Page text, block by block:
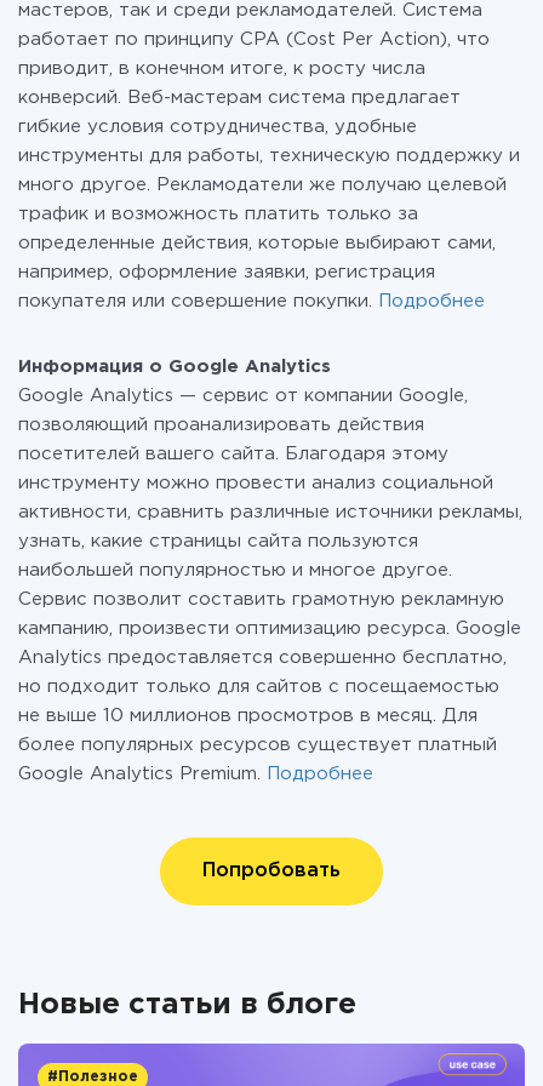
мастеров, так и среди рекламодателей. Система
работает по принципу CPA (Cost Per Action), что
приводит, в конечном итоге, к росту числа
конверсий. Веб-мастерам система предлагает
гибкие условия сотрудничества, удобные
инструменты для работы, техническую поддержку и
много другое. Рекламодатели же получаю целевой
трафик и возможность платить только за
определенные действия, которые выбирают сами,
например, оформление заявки, регистрация
покупателя или совершение покупки.
Подробнее
Информация о Google Analytics
Google Analytics — сервис от компании Google,
позволяющий проанализировать действия
посетителей вашего сайта. Благодаря этому
инструменту можно провести анализ социальной
активности, сравнить различные источники рекламы,
узнать, какие страницы сайта пользуются
наибольшей популярностью и многое другое.
Сервис позволит составить грамотную рекламную
кампанию, произвести оптимизацию ресурса. Google
Analytics предоставляется совершенно бесплатно,
но подходит только для сайтов с посещаемостью
не выше 10 миллионов просмотров в месяц. Для
более популярных ресурсов существует платный
Google Analytics Premium.
Подробнее
Попробовать
Новые статьи в блоге
#Полезное